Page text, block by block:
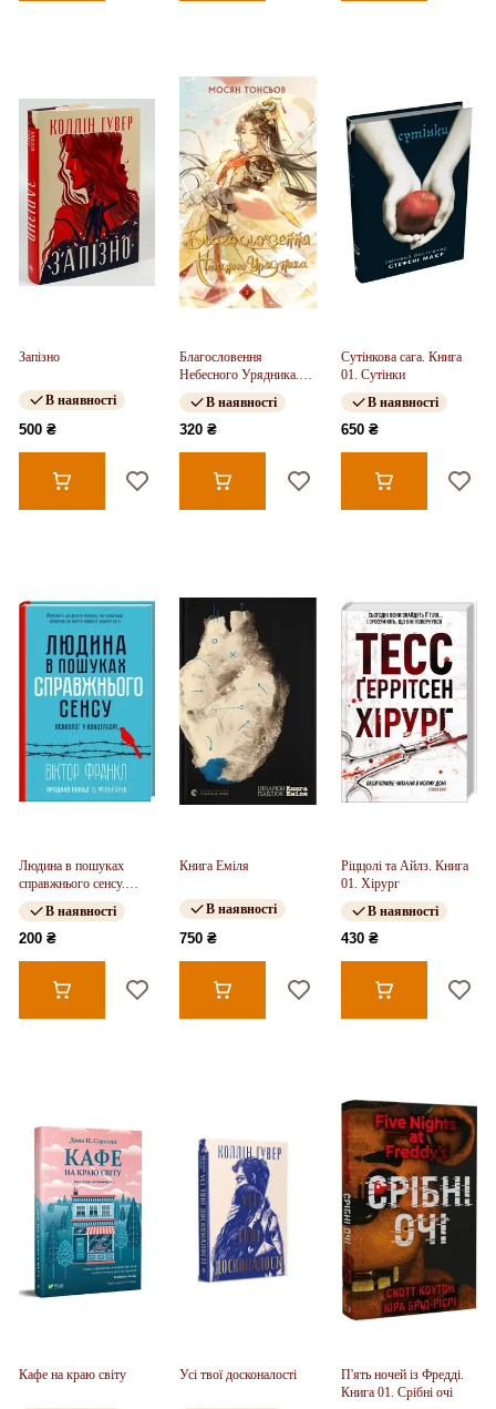
Запізно
В наявності
500 ₴
Благословення
Небесного Урядника.
Том 2
В наявності
320 ₴
Сутінкова сага. Книга
01. Сутінки
В наявності
650 ₴
Людина в пошуках
справжнього сенсу.
Психолог у концтаборі
В наявності
200 ₴
Книга Еміля
В наявності
750 ₴
Ріццолі та Айлз. Книга
01. Хірург
В наявності
430 ₴
Кафе на краю світу Усі твої досконалості
П'ять ночей із Фредді.
Книга 01. Срібні очі